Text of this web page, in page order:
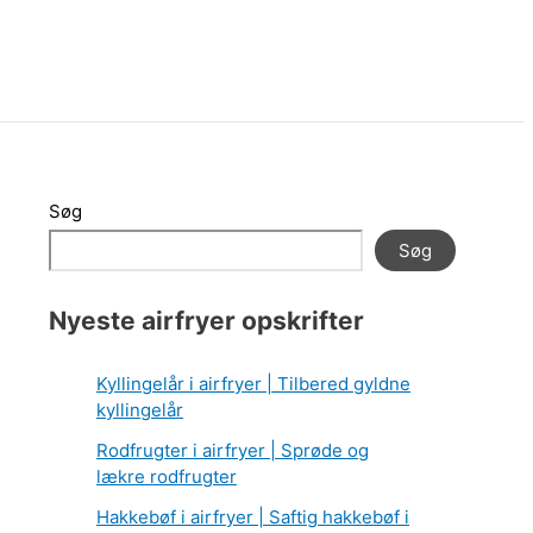
Søg
Søg
Nyeste airfryer opskrifter
Kyllingelår i airfryer | Tilbered gyldne
kyllingelår
Rodfrugter i airfryer | Sprøde og
lækre rodfrugter
Hakkebøf i airfryer | Saftig hakkebøf i